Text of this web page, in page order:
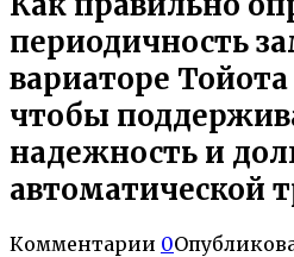
периодичность
вариаторе
чтобы
надежность и
автоматической
Комментарии 0